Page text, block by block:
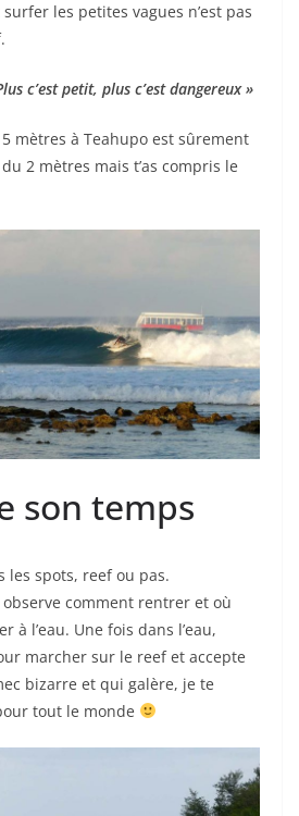
les petites vagues n’est pas
c’est petit, plus c’est dangereux »
5 mètres à Teahupo est sûrement
2 mètres mais t’as compris le
son temps
les spots, reef ou pas.
comment rentrer et où
à l’eau. Une fois dans l’eau,
marcher sur le reef et accepte
bizarre et qui galère, je te
tout le monde